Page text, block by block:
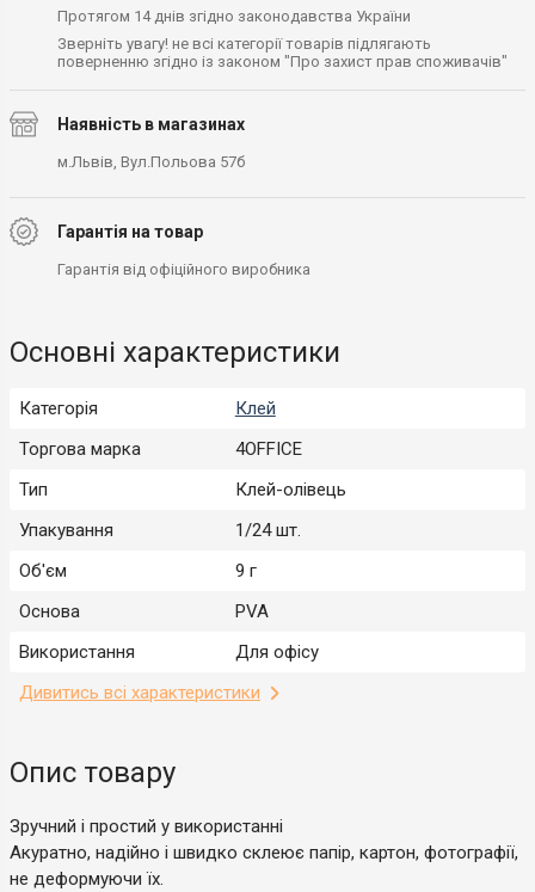
Протягом 14 днів згідно законодавства України
Зверніть увагу! не всі категорії товарів підлягають
поверненню згідно із законом "Про захист прав споживачів"
Наявність в магазинах
м.Львів, Вул.Польова 57б
Гарантія на товар
Гарантія від офіційного виробника
Основні характеристики
Категорія
Клей
Торгова марка
4OFFICE
Тип
Клей-олівець
Упакування
1/24 шт.
Об'єм
9 г
Основа
PVA
Використання
Для офісу
Дивитись всі характеристики
Опис товару
Зручний і простий у використанні
Акуратно, надійно і швидко склеює папір, картон, фотографії,
не деформуючи їх.